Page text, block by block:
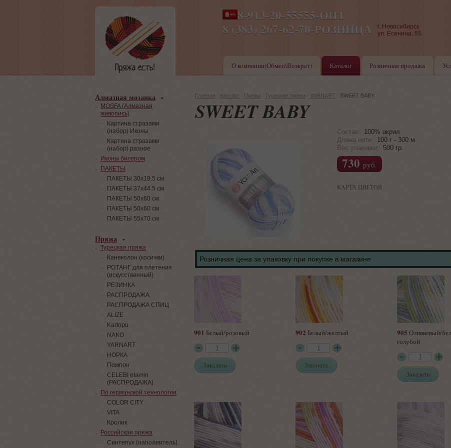
8-913-20-55555-ОПТ
8 (383) 267-62-70-РОЗНИЦА
ПН-ПТ 8-17,СБ-ВС 9-17
г. Новосибирск
ул. Есенина, 55
О компании(Обмен\Возврат) Каталог Розничная продажа
Главная Каталог Пряжа Турецкая пряжа YARNART SWEET BABY
SWEET BABY
Состав:
100% акрил
Длина нити:
100 г - 300 м
Вес упаковки:
500 гр.
730 руб.
КАРТА ЦВЕТОВ
Розничная цена за упаковку при покупке в магазине:
901 Белый/розовый
Заказать
902 Белый/желтый
Заказать
905 Оливковый/
голубой
Заказать
Алмазная мозаика
MOSFA (Алмазная
живопись)
Картина стразами
(набор) Иконы
Картина стразами
(набор) разное
Иконы бисером
ПАКЕТЫ
ПАКЕТЫ 30х19.5 см
ПАКЕТЫ 37х44.5 см
ПАКЕТЫ 50х60 см
ПАКЕТЫ 50х60 см
ПАКЕТЫ 55х70 см
Пряжа
Турецкая пряжа
Канеколон (косички)
РОТАНГ для плетения
(искусственный)
PЕЗИНКА
РАСПРОДАЖА
РАСПРОДАЖА СПИЦ
ALIZE
Kartopu
NAKO
YARNART
НОРКА
Помпон
СELEBI etamin
(РАСПРОДАЖА)
По германской технологии
COLOR CITY
VITA
Кролик
Российская пряжа
Синтепух (наполнитель)